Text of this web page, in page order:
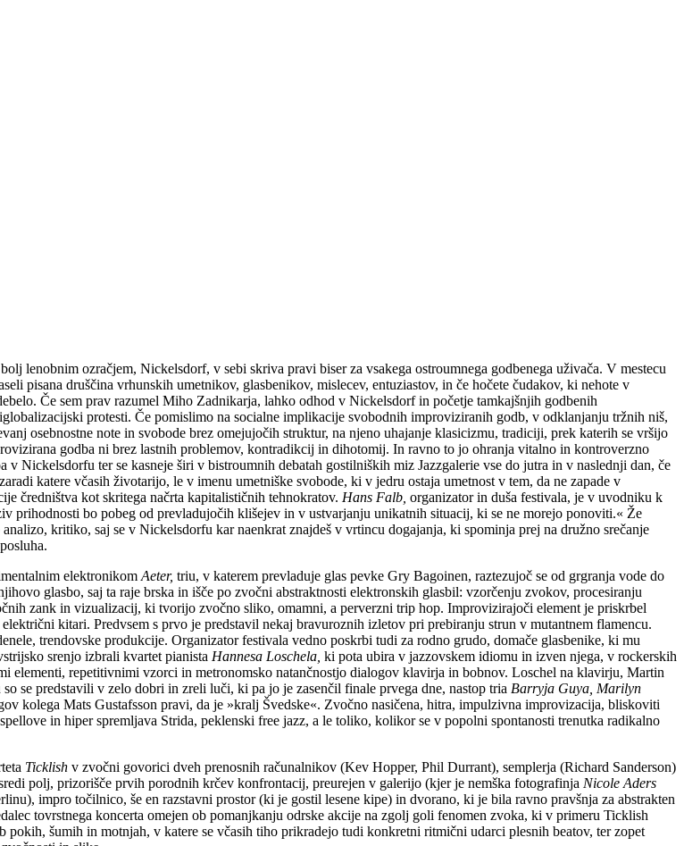
lenobnim ozračjem, Nickelsdorf, v sebi skriva pravi biser za vsakega ostroumnega godbenega uživača. V mestecu
pisana druščina vrhunskih umetnikov, glasbenikov, mislecev, entuziastov, in če hočete čudakov, ki nehote v
Če sem prav razumel Miho Zadnikarja, lahko odhod v Nickelsdorf in početje tamkajšnjih godbenih
protesti. Če pomislimo na socialne implikacije svobodnih improviziranih godb, v odklanjanju tržnih niš,
osebnostne note in svobode brez omejujočih struktur, na njeno uhajanje klasicizmu, tradiciji, prek katerih se vršijo
godba ni brez lastnih problemov, kontradikcij in dihotomij. In ravno to jo ohranja vitalno in kontroverzno
Nickelsdorfu ter se kasneje širi v bistroumnih debatah gostilniških miz Jazzgalerie vse do jutra in v naslednji dan, če
katere včasih životarijo, le v imenu umetniške svobode, ki v jedru ostaja umetnost v tem, da ne zapade v
čredništva kot skritega načrta kapitalističnih tehnokratov. Hans Falb, organizator in duša festivala, je v uvodniku k
prihodnosti bo pobeg od prevladujočih klišejev in v ustvarjanju unikatnih situacij, ki se ne morejo ponoviti.« Že
kritiko, saj se v Nickelsdorfu kar naenkrat znajdeš v vrtincu dogajanja, ki spominja prej na družno srečanje
elektronikom Aeter, triu, v katerem prevladuje glas pevke Gry Bagoinen, raztezujoč se od grgranja vode do
glasbo, saj ta raje brska in išče po zvočni abstraktnosti elektronskih glasbil: vzorčenju zvokov, procesiranju
zank in vizualizacij, ki tvorijo zvočno sliko, omamni, a perverzni trip hop. Improvizirajoči element je priskrbel
kitari. Predvsem s prvo je predstavil nekaj bravuroznih izletov pri prebiranju strun v mutantnem flamencu.
trendovske produkcije. Organizator festivala vedno poskrbi tudi za rodno grudo, domače glasbenike, ki mu
srenjo izbrali kvartet pianista Hannesa Loschela, ki pota ubira v jazzovskem idiomu in izven njega, v rockerskih
elementi, repetitivnimi vzorci in metronomsko natančnostjo dialogov klavirja in bobnov. Loschel na klavirju, Martin
se predstavili v zelo dobri in zreli luči, ki pa jo je zasenčil finale prvega dne, nastop tria Barryja Guya, Marilyn
kolega Mats Gustafsson pravi, da je »kralj Švedske«. Zvočno nasičena, hitra, impulzivna improvizacija, bliskoviti
in hiper spremljava Strida, peklenski free jazz, a le toliko, kolikor se v popolni spontanosti trenutka radikalno
Ticklish v zvočni govorici dveh prenosnih računalnikov (Kev Hopper, Phil Durrant), semplerja (Richard Sanderson)
polj, prizorišče prvih porodnih krčev konfrontacij, preurejen v galerijo (kjer je nemška fotografinja Nicole Aders
impro točilnico, še en razstavni prostor (ki je gostil lesene kipe) in dvorano, ki je bila ravno pravšnja za abstrakten
tovrstnega koncerta omejen ob pomanjkanju odrske akcije na zgolj goli fenomen zvoka, ki v primeru Ticklish
šumih in motnjah, v katere se včasih tiho prikradejo tudi konkretni ritmični udarci plesnih beatov, ter zopet